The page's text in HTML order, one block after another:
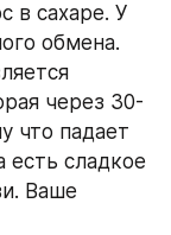
в сахаре. У
обмена.
через 30-
что падает
есть сладкое
Ваше